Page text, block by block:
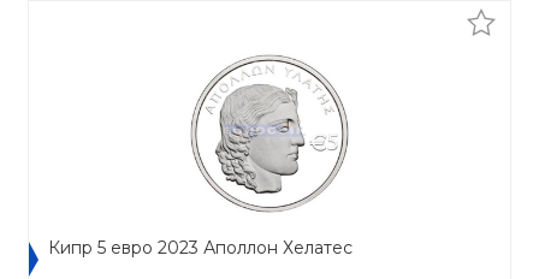
Кипр 5 евро 2023 Аполлон Хелатес